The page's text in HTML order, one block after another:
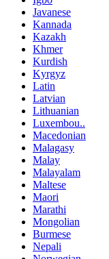
Javanese
Kannada
Kazakh
Khmer
Kurdish
Kyrgyz
Latin
Latvian
Lithuanian
Luxembou..
Macedonian
Malagasy
Malay
Malayalam
Maltese
Maori
Marathi
Mongolian
Burmese
Nepali